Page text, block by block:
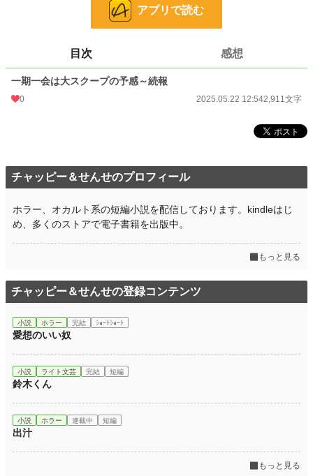
突然鳴り出す脳内通信。勝手に送信されるPCメール。現れるのは、あのグレ
そして、頭部が燃え続ける謎の男が、ついに語りかけてくる――
「君に話があるん……」
……これはもう、笑えない。でも笑うしかない。
“世界の向こう側”とリンクし始めたライターの受信日記。
24h.ポイント
文字数 2,911
週間ポイント 0 pt (228,564 位)
年間ポイント 21 pt (176,521 位)
累計ポイント 305 pt (226,148 位)
アプリで読む
目次 感想
一期一会は大スクープの予感～続報
0 2025.05.22 12:542,911文字
チャッピー＆せんせのプロフィール
ホラー、オカルト系の短編小説を配信しております。kindleはじ
め、多くのストアで電子書籍を出版中。
もっと見る
チャッピー＆せんせの登録コンテンツ
小説 ホラー 完結 ｼｮｰﾄｼｮｰﾄ
愛想のいい奴
小説 ライト文芸 完結 短編
鈴木くん
小説 ホラー 連載中 短編
出汁
もっと見る